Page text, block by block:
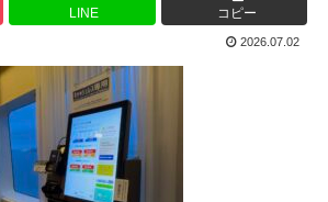
LINE コピー
2026.07.02